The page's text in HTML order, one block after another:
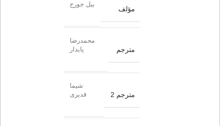
مؤلف
بیل جورج
مترجم
محمدرضا
پایدار
مترجم 2
شیما
قدیری